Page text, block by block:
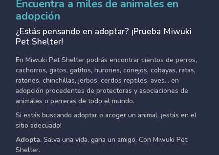
Encuentra a miles de animales en
adopción
¿Estás pensando en adoptar? ¡Prueba Miwuki
Pet Shelter!
En Miwuki Pet Shelter podrás encontrar cientos de perros,
cachorros, gatos, gatitos, hurones, conejos, cobayas, ratas,
ratones, chinchillas, jerbos, cerdos reptiles, aves... en
adopción procedentes de protectoras y asociaciones de
animales o perreras de todo el mundo.
Si estás buscando adoptar o acoger un animal, ¡estás en el
sitio adecuado!
Adopta. Salva una vida, gana un amigo. Con Miwuki Pet
Shelter.